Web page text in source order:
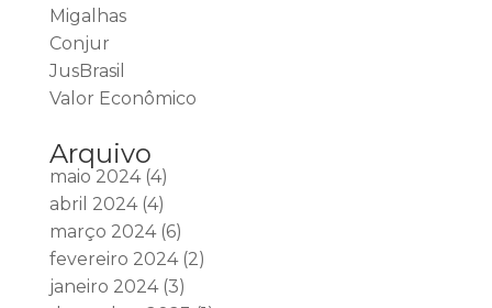
Migalhas
Conjur
JusBrasil
Valor Econômico
Arquivo
maio 2024(4)
abril 2024(4)
março 2024(6)
fevereiro 2024(2)
janeiro 2024(3)